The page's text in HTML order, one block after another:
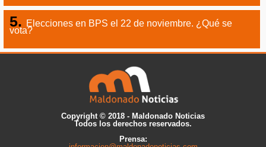
Elecciones en BPS el 22 de noviembre. ¿Qué se
vota?
Copyright © 2018 - Maldonado Noticias
Todos los derechos reservados.
Prensa: